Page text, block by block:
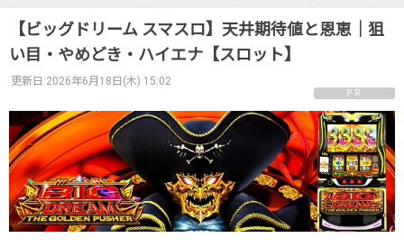
【ビッグドリーム スマスロ】天井期待値と恩恵｜狙
い目・やめどき・ハイエナ【スロット】
更新日:2026年6月18日(木) 15:02
PR